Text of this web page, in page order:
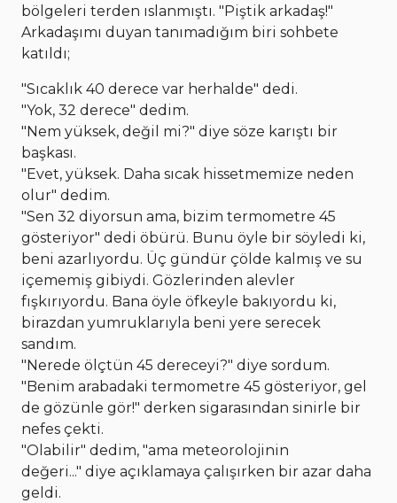
bölgeleri terden ıslanmıştı. "Piştik arkadaş!"
Arkadaşımı duyan tanımadığım biri sohbete
katıldı;
"Sıcaklık 40 derece var herhalde" dedi.
"Yok, 32 derece" dedim.
"Nem yüksek, değil mi?" diye söze karıştı bir
başkası.
"Evet, yüksek. Daha sıcak hissetmemize neden
olur" dedim.
"Sen 32 diyorsun ama, bizim termometre 45
gösteriyor" dedi öbürü. Bunu öyle bir söyledi ki,
beni azarlıyordu. Üç gündür çölde kalmış ve su
içememiş gibiydi. Gözlerinden alevler
fışkırıyordu. Bana öyle öfkeyle bakıyordu ki,
birazdan yumruklarıyla beni yere serecek
sandım.
"Nerede ölçtün 45 dereceyi?" diye sordum.
"Benim arabadaki termometre 45 gösteriyor, gel
de gözünle gör!" derken sigarasından sinirle bir
nefes çekti.
"Olabilir" dedim, "ama meteorolojinin
değeri..." diye açıklamaya çalışırken bir azar daha
geldi.